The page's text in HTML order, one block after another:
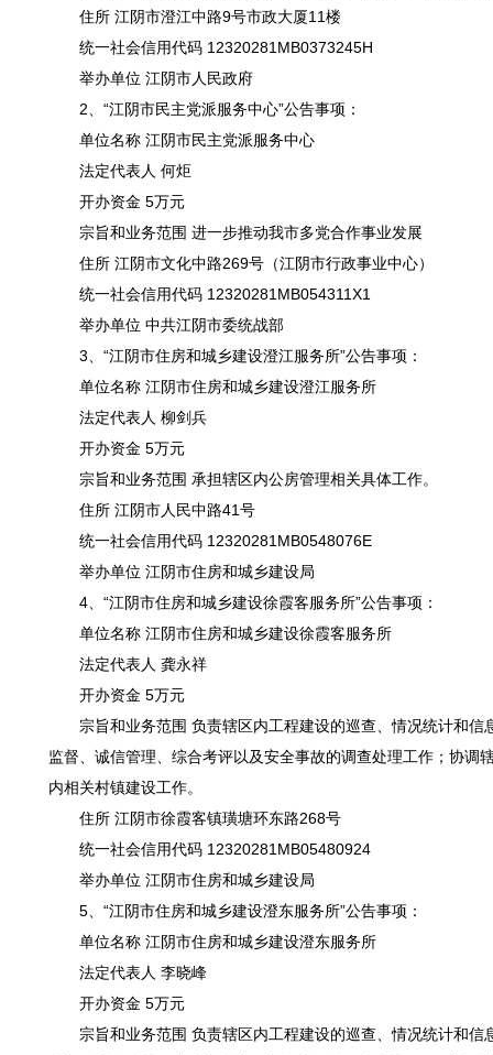
住所 江阴市澄江中路9号市政大厦11楼
统一社会信用代码 12320281MB0373245H
举办单位 江阴市人民政府
2、“江阴市民主党派服务中心”公告事项：
单位名称 江阴市民主党派服务中心
法定代表人 何炬
开办资金 5万元
宗旨和业务范围 进一步推动我市多党合作事业发展
住所 江阴市文化中路269号（江阴市行政事业中心）
统一社会信用代码 12320281MB054311X1
举办单位 中共江阴市委统战部
3、“江阴市住房和城乡建设澄江服务所”公告事项：
单位名称 江阴市住房和城乡建设澄江服务所
法定代表人 柳剑兵
开办资金 5万元
宗旨和业务范围 承担辖区内公房管理相关具体工作。
住所 江阴市人民中路41号
统一社会信用代码 12320281MB0548076E
举办单位 江阴市住房和城乡建设局
4、“江阴市住房和城乡建设徐霞客服务所”公告事项：
单位名称 江阴市住房和城乡建设徐霞客服务所
法定代表人 龚永祥
开办资金 5万元
宗旨和业务范围 负责辖区内工程建设的巡查、情况统计和
监督、诚信管理、综合考评以及安全事故的调查处理工作；协
内相关村镇建设工作。
住所 江阴市徐霞客镇璜塘环东路268号
统一社会信用代码 12320281MB05480924
举办单位 江阴市住房和城乡建设局
5、“江阴市住房和城乡建设澄东服务所”公告事项：
单位名称 江阴市住房和城乡建设澄东服务所
法定代表人 李晓峰
开办资金 5万元
宗旨和业务范围 负责辖区内工程建设的巡查、情况统计和